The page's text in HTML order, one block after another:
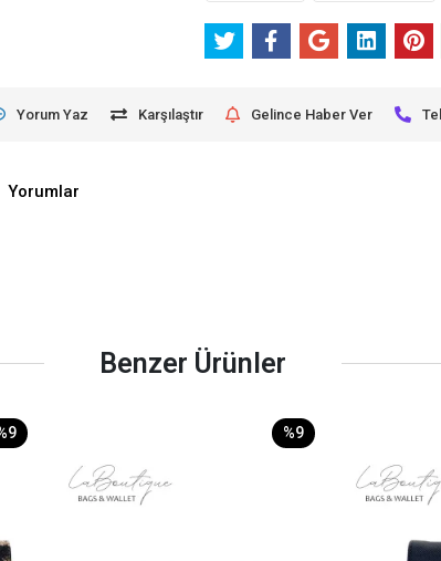
Yorum Yaz Karşılaştır Gelince Haber Ver
Yorumlar
Benzer Ürünler
%9